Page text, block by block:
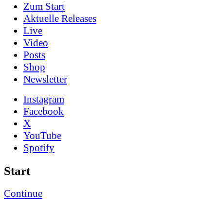
Zum Start
Aktuelle Releases
Live
Video
Posts
Shop
News­letter
Instagram
Facebook
X
YouTube
Spotify
Start
Continue